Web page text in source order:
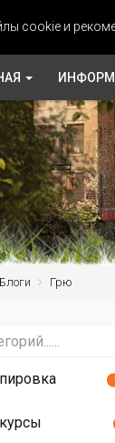
cookie и
Блоги Грю